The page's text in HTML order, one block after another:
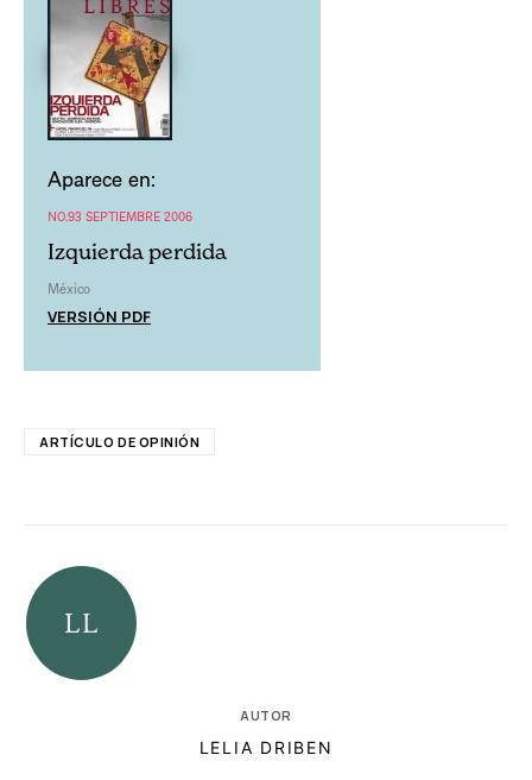
Aparece en:
NO.93 SEPTIEMBRE 2006
Izquierda perdida
México
VERSIÓN PDF
ARTÍCULO DE OPINIÓN
AUTOR
LELIA DRIBEN